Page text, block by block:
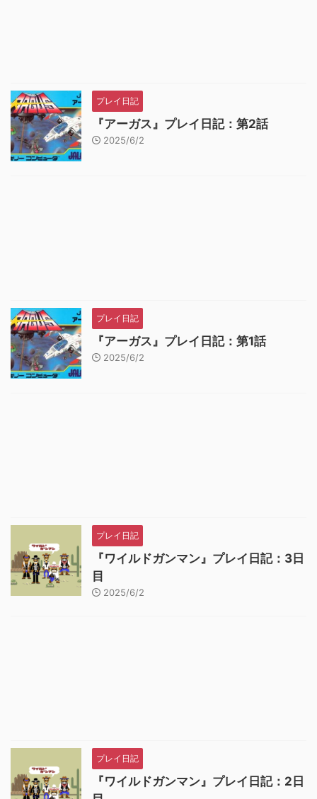
プレイ日記
『アーガス』プレイ日記：第2話
2025/6/2
プレイ日記
『アーガス』プレイ日記：第1話
2025/6/2
プレイ日記
『ワイルドガンマン』プレイ日記：3日
目
2025/6/2
プレイ日記
『ワイルドガンマン』プレイ日記：2日